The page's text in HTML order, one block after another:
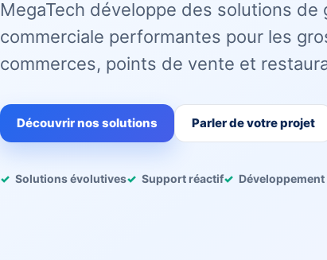
MegaTech développe des solutions de
commerciale performantes pour les
commerces, points de vente et
Découvrir nos solutions Parler de votre projet
Solutions évolutives Support réactif